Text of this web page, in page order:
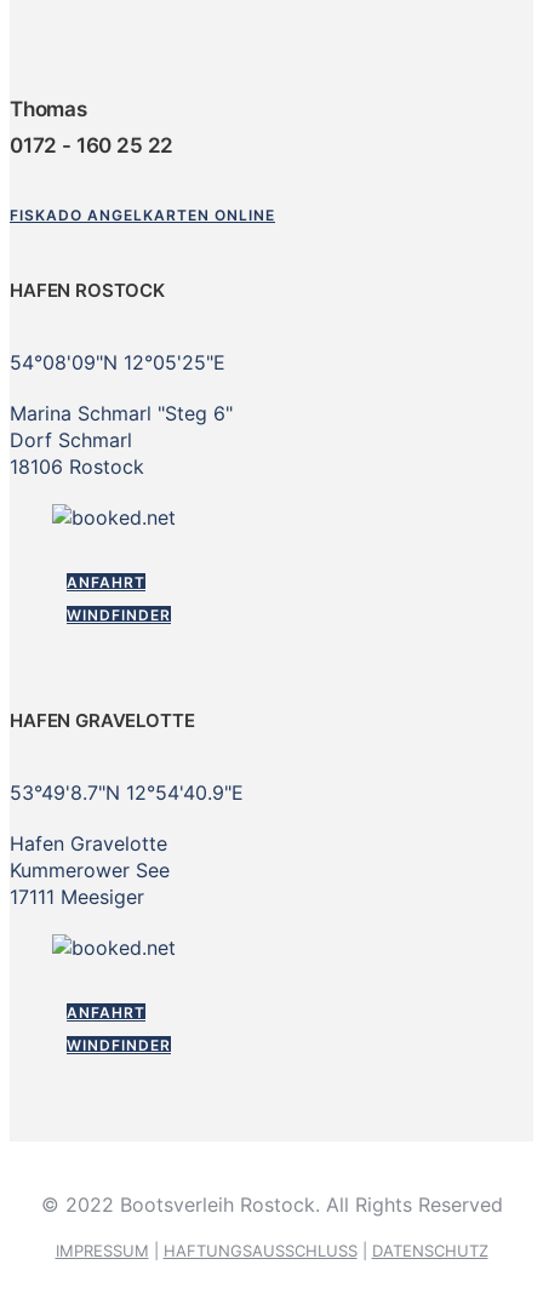
Thomas
0172 - 160 25 22
FISKADO ANGELKARTEN ONLINE
HAFEN ROSTOCK
54°08'09"N 12°05'25"E
Marina Schmarl "Steg 6"
Dorf Schmarl
18106 Rostock
ANFAHRT
WINDFINDER
HAFEN GRAVELOTTE
53°49'8.7"N 12°54'40.9"E
Hafen Gravelotte
Kummerower See
17111 Meesiger
ANFAHRT
WINDFINDER
© 2022 Bootsverleih Rostock. All Rights Reserved
IMPRESSUM HAFTUNGSAUSSCHLUSS| DATENSCHUTZ